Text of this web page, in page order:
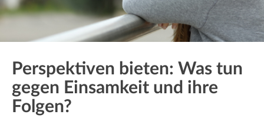
Perspektiven bieten: Was tun
gegen Einsamkeit und ihre
Folgen?